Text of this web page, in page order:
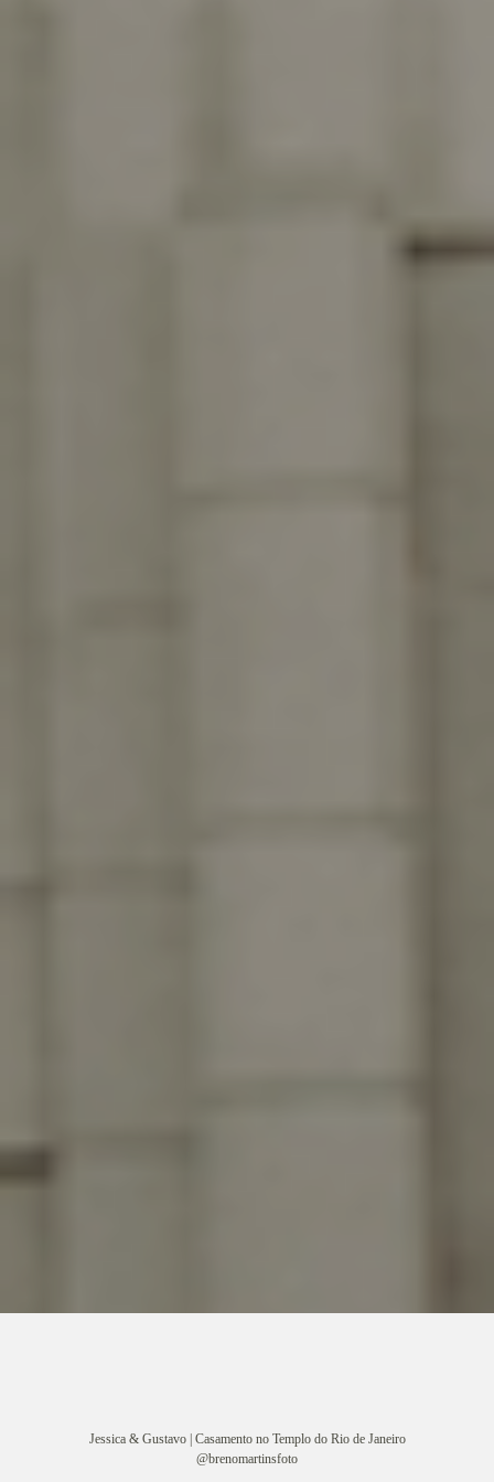
Jessica & Gustavo | Casamento no Templo do Rio de Janeiro
@brenomartinsfoto